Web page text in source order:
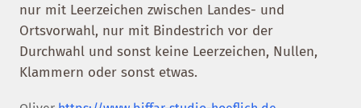
nur mit Leerzeichen zwischen Landes- und
Ortsvorwahl, nur mit Bindestrich vor der
Durchwahl und sonst keine Leerzeichen, Nullen,
Klammern oder sonst etwas.